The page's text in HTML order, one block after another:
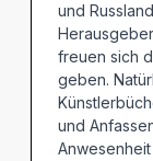
und
freuen sich
geben.
und